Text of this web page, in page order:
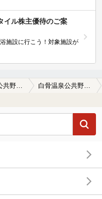
イル株主優待のご案
施設に行こう！対象施設が
白骨温泉公共野天風呂の口コミ 階段が…